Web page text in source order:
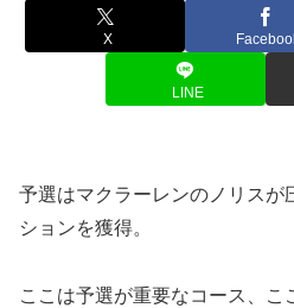
X
LINE
予選はマクラーレンのノリスが
ションを獲得。
ここは予選が重要なコース、こ